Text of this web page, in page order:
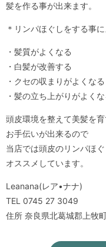
髪を作る事が出来ます。
＊リンパほぐしをする事に
・髪質がよくなる
・白髪が改善する
・クセの収まりがよくなる
・髪の立ち上がりがよくな
頭皮環境を整えて美髪を育
お手伝いが出来るので
当店では頭皮のリンパほ
オススメしています。
Leanana(レア•ナナ)
TEL 0745 27 3049
住所 奈良県北葛城郡上牧